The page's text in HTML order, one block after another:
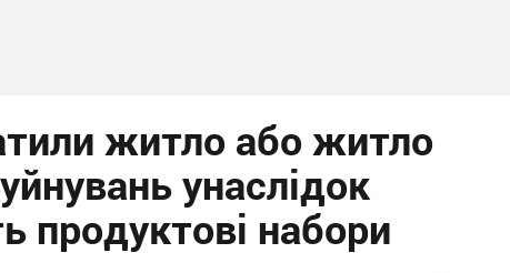
житло або житло
унаслідок
продуктові набори